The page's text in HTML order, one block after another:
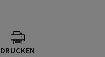
DRUCKEN